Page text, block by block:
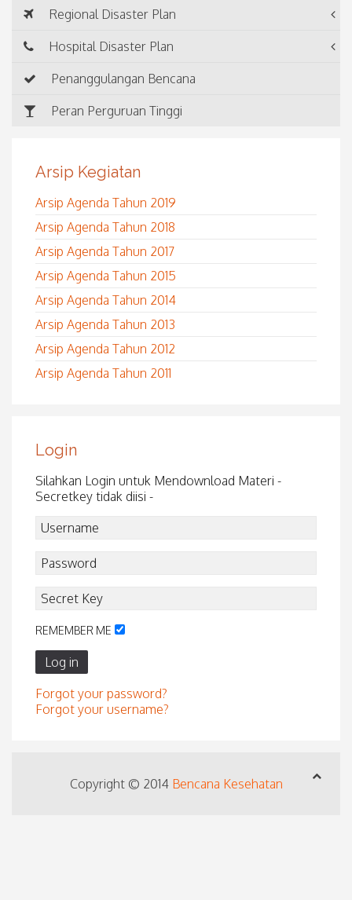
Regional Disaster Plan
Hospital Disaster Plan
Penanggulangan Bencana
Peran Perguruan Tinggi
Arsip Kegiatan
Arsip Agenda Tahun 2019
Arsip Agenda Tahun 2018
Arsip Agenda Tahun 2017
Arsip Agenda Tahun 2015
Arsip Agenda Tahun 2014
Arsip Agenda Tahun 2013
Arsip Agenda Tahun 2012
Arsip Agenda Tahun 2011
Login
Silahkan Login untuk Mendownload Materi -
Secretkey tidak diisi -
REMEMBER ME
Log in
Forgot your password?
Forgot your username?
Copyright © 2014 Bencana Kesehatan